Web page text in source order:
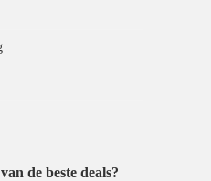
de beste deals?